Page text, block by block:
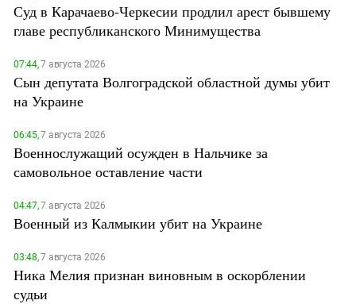
Суд в Карачаево-Черкесии продлил арест бывшему
главе республиканского Минимущества
07:44,7 августа 2026
Сын депутата Волгоградской областной думы убит
на Украине
06:45,7 августа 2026
Военнослужащий осужден в Нальчике за
самовольное оставление части
04:47,7 августа 2026
Военный из Калмыкии убит на Украине
03:48,7 августа 2026
Ника Мелия признан виновным в оскорблении
судьи